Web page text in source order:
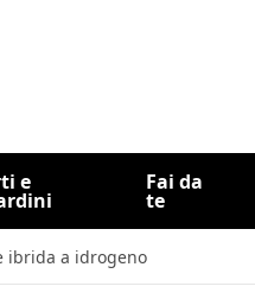
e Fai da
te
ibrida a idrogeno